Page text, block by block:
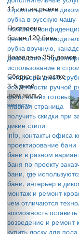
строительство в
рубка в русскую чашу
политика
цены от
рубка вручную,
дикий стиль,
использование в
интерьеры диких
особенности ручной
фото наших готовых
главная страница
получить скидки при
дикие стили
info, контакты офиса
проектирование бани
бани в разном
баня по проекту
бани, где
бани, интерьер в
монтаж и ремонт
чем отличаются
возможность
возведение и ремонт
купить доску для
11 лет на рынке
Построено
более 120 бань
Возведено 356 домов
Сборка на участке
3-5 дней
Оставить